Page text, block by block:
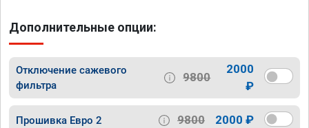
Дополнительные опции:
Отключение сажевого
фильтра
9800
2000
₽
Прошивка Евро 2 9800 2000 ₽